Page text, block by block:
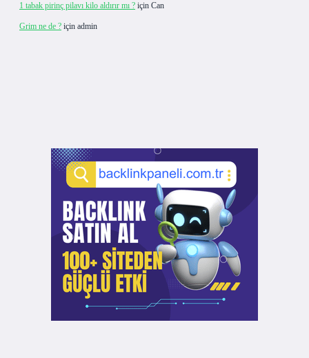
1 tabak pirinç pilavı kilo aldırır mı ? için Can
Grim ne de ? için admin